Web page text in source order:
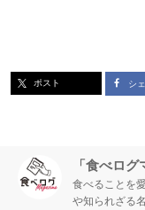
ポスト シ
「食べロ
食べることを
や知られざる